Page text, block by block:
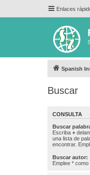
Enlaces
Spanish
Buscar
CONSULTA
Buscar
Escriba +
una lista de
encontrar.
Buscar autor:
Emplee *